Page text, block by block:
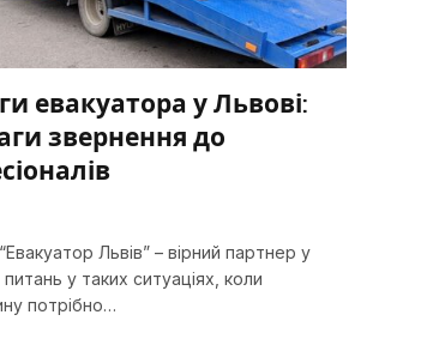
евакуатора у Львові:
звернення до
Львів” – вірний партнер у
питань у таких ситуаціях, коли
потрібно…